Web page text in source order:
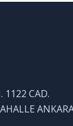
1122 CAD.